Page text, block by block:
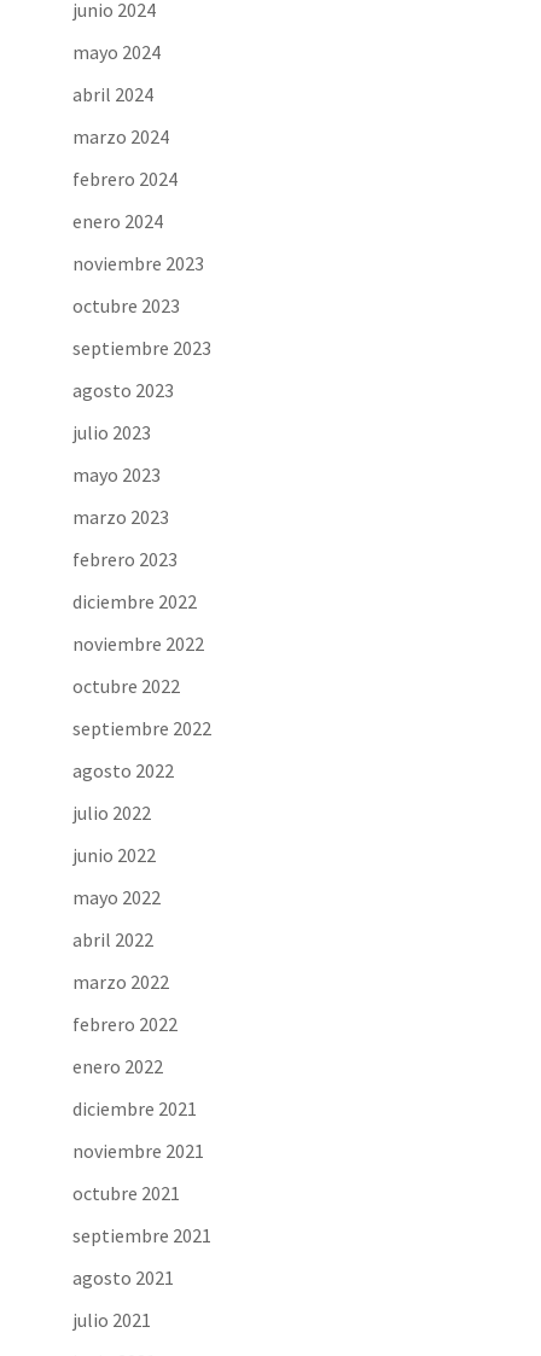
junio 2024
mayo 2024
abril 2024
marzo 2024
febrero 2024
enero 2024
noviembre 2023
octubre 2023
septiembre 2023
agosto 2023
julio 2023
mayo 2023
marzo 2023
febrero 2023
diciembre 2022
noviembre 2022
octubre 2022
septiembre 2022
agosto 2022
julio 2022
junio 2022
mayo 2022
abril 2022
marzo 2022
febrero 2022
enero 2022
diciembre 2021
noviembre 2021
octubre 2021
septiembre 2021
agosto 2021
julio 2021